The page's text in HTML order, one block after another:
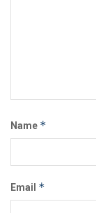
Name *
Email *